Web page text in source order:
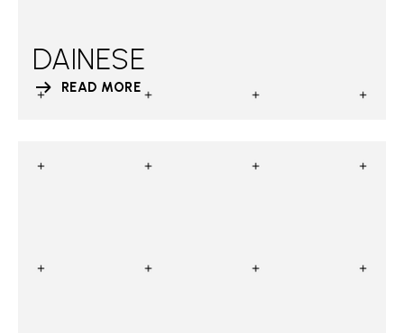
DAINESE
READ MORE